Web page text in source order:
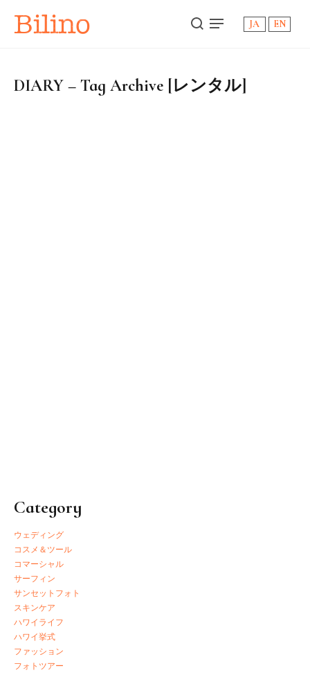
Bilino EN
JA
DIARY – Tag Archive [レンタル]
レンタルヘッドアクセサリー
Category
ウェディング
コスメ＆ツール
コマーシャル
サーフィン
サンセットフォト
スキンケア
ハワイライフ
ハワイ挙式
ファッション
フォトツアー